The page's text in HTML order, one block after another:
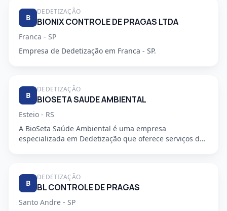
B
DEDETIZAÇÃO
BIONIX CONTROLE DE PRAGAS LTDA
Franca - SP
Empresa de Dedetização em Franca - SP.
B
DEDETIZAÇÃO
BIOSETA SAUDE AMBIENTAL
Esteio - RS
A BioSeta Saúde Ambiental é uma empresa
especializada em Dedetização que oferece serviços de
B
DEDETIZAÇÃO
BL CONTROLE DE PRAGAS
Santo Andre - SP